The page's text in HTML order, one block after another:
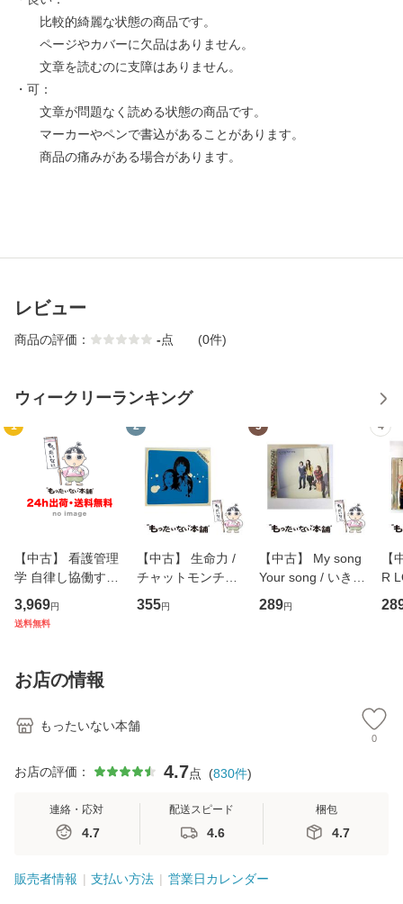
比較的綺麗な状態の商品です。
ページやカバーに欠品はありません。
文章を読むのに支障はありません。
・可：
文章が問題なく読める状態の商品です。
マーカーやペンで書込があることがあります。
商品の痛みがある場合があります。
レビュー
商品の評価： -点 (0件)
ウィークリーランキング
1
【中古】 看護管理
学 自律し協働する
専門職の看護マネ
ジメントスキル 改
恵 藤本幸三 / 南江
堂 [単行
3,969円
送料無料
2
【中古】 生命力 /
チャットモンチー /
キューンレコード
[CD]【メール便送
355円
3
【中古】 My song
Your song / いきも
のがかり / [CD]
【メール便送料無
289円
4
【
R
産
お店の情報
もったいない本舗
0
お店の評価： 4.7点 (830件)
連絡・応対
4.7
配送スピード
4.6
梱包
4.7
販売者情報 支払い方法 営業日カレンダー